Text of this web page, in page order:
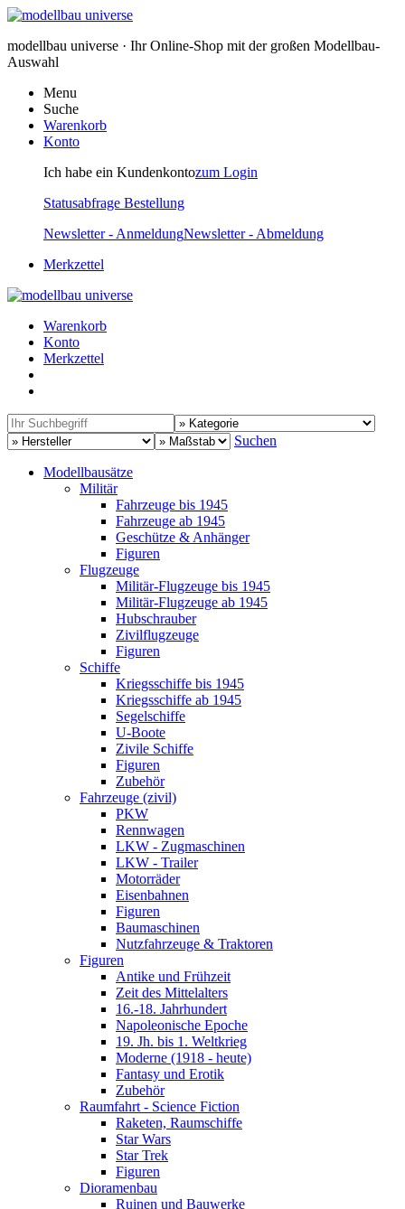
modellbau universe · Ihr Online-Shop mit der großen Modellbau-
Auswahl
Menu
Suche
Warenkorb
Konto
Ich habe ein Kundenkontozum Login
Statusabfrage Bestellung
Newsletter - AnmeldungNewsletter - Abmeldung
Merkzettel
Warenkorb
Konto
Merkzettel
Suchen
Modellbausätze
Militär
Fahrzeuge bis 1945
Fahrzeuge ab 1945
Geschütze & Anhänger
Figuren
Flugzeuge
Militär-Flugzeuge bis 1945
Militär-Flugzeuge ab 1945
Hubschrauber
Zivilflugzeuge
Figuren
Schiffe
Kriegsschiffe bis 1945
Kriegsschiffe ab 1945
Segelschiffe
U-Boote
Zivile Schiffe
Figuren
Zubehör
Fahrzeuge (zivil)
PKW
Rennwagen
LKW - Zugmaschinen
LKW - Trailer
Motorräder
Eisenbahnen
Figuren
Baumaschinen
Nutzfahrzeuge & Traktoren
Figuren
Antike und Frühzeit
Zeit des Mittelalters
16.-18. Jahrhundert
Napoleonische Epoche
19. Jh. bis 1. Weltkrieg
Moderne (1918 - heute)
Fantasy und Erotik
Zubehör
Raumfahrt - Science Fiction
Raketen, Raumschiffe
Star Wars
Star Trek
Figuren
Dioramenbau
Ruinen und Bauwerke